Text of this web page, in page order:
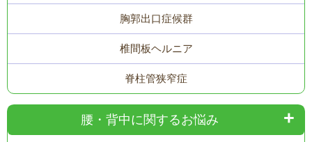
胸郭出口症候群
椎間板ヘルニア
脊柱管狭窄症
腰・背中に関するお悩み